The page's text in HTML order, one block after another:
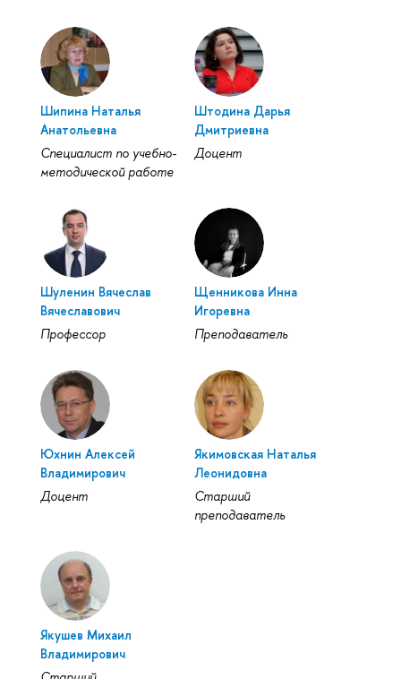
Шипина Наталья
Анатольевна
Специалист по учебно-
методической работе
Штодина Дарья
Дмитриевна
Доцент
Шуленин Вячеслав
Вячеславович
Профессор
Щенникова Инна
Игоревна
Преподаватель
Юхнин Алексей
Владимирович
Доцент
Якимовская Наталья
Леонидовна
Старший
преподаватель
Якушев Михаил
Владимирович